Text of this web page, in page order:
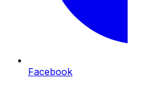
Facebook